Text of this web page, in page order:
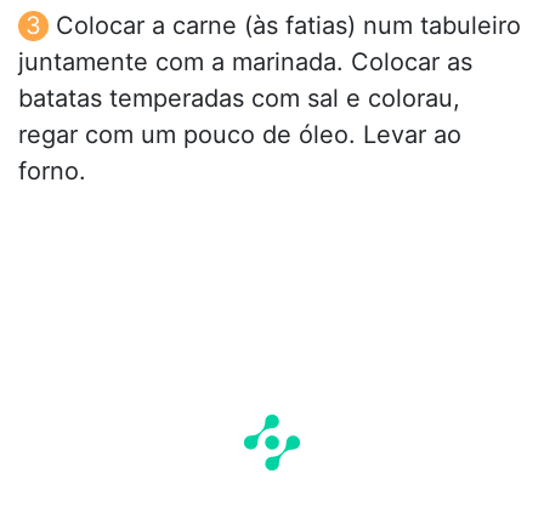
Colocar a carne (às fatias) num tabuleiro
juntamente com a marinada. Colocar as
batatas temperadas com sal e colorau,
regar com um pouco de óleo. Levar ao
forno.